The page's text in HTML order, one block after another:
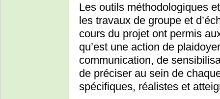
Les outils méthodologiques
les travaux de groupe et
cours du projet ont permis
qu’est une action de
communication, de
de préciser au sein de
spécifiques, réalistes et